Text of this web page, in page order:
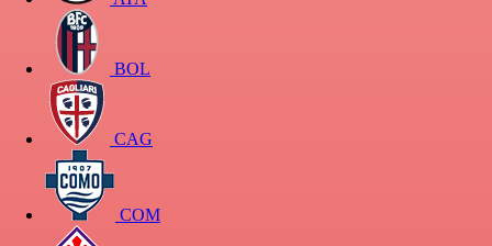
BOL
CAG
COM